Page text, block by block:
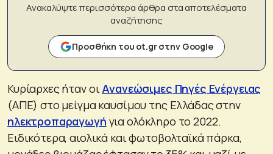
Ανακαλύψτε περισσότερα άρθρα στα αποτελέσματα
αναζήτησης
Προσθήκη του ot.gr στην Google
Κυρίαρχες ήταν οι Ανανεώσιμες Πηγές Ενέργειας
(ΑΠΕ) στο μείγμα καυσίμου της Ελλάδας στην
ηλεκτροπαραγωγή για ολόκληρο το 2022.
Ειδικότερα, αιολικά και φωτοβολταϊκά πάρκα,